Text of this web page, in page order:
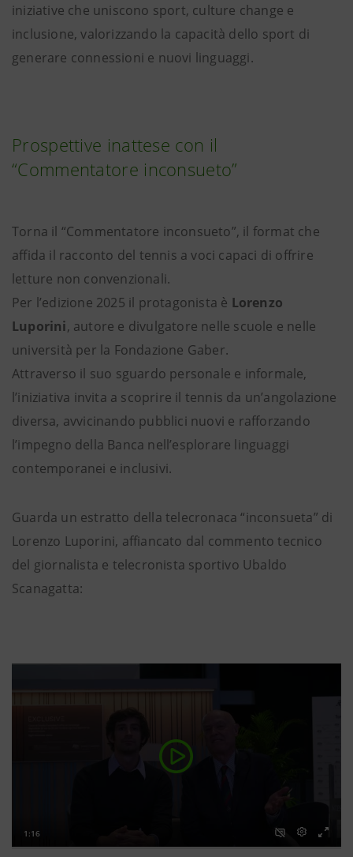
iniziative che uniscono sport, culture change e
inclusione, valorizzando la capacità dello sport di
generare connessioni e nuovi linguaggi.
Prospettive inattese con il
“Commentatore inconsueto”
Torna il “Commentatore inconsueto”, il format che
affida il racconto del tennis a voci capaci di offrire
letture non convenzionali.
Per l’edizione 2025 il protagonista è Lorenzo
Luporini, autore e divulgatore nelle scuole e nelle
università per la Fondazione Gaber.
Attraverso il suo sguardo personale e informale,
l’iniziativa invita a scoprire il tennis da un’angolazione
diversa, avvicinando pubblici nuovi e rafforzando
l’impegno della Banca nell’esplorare linguaggi
contemporanei e inclusivi.
Guarda un estratto della telecronaca “inconsueta” di
Lorenzo Luporini, affiancato dal commento tecnico
del giornalista e telecronista sportivo Ubaldo
Scanagatta: